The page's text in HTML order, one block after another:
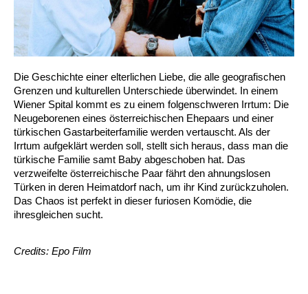
Die Geschichte einer elterlichen Liebe, die alle geografischen
Grenzen und kulturellen Unterschiede überwindet. In einem
Wiener Spital kommt es zu einem folgenschweren Irrtum: Die
Neugeborenen eines österreichischen Ehepaars und einer
türkischen Gastarbeiterfamilie werden vertauscht. Als der
Irrtum aufgeklärt werden soll, stellt sich heraus, dass man die
türkische Familie samt Baby abgeschoben hat. Das
verzweifelte österreichische Paar fährt den ahnungslosen
Türken in deren Heimatdorf nach, um ihr Kind zurückzuholen.
Das Chaos ist perfekt in dieser furiosen Komödie, die
ihresgleichen sucht.
Credits: Epo Film